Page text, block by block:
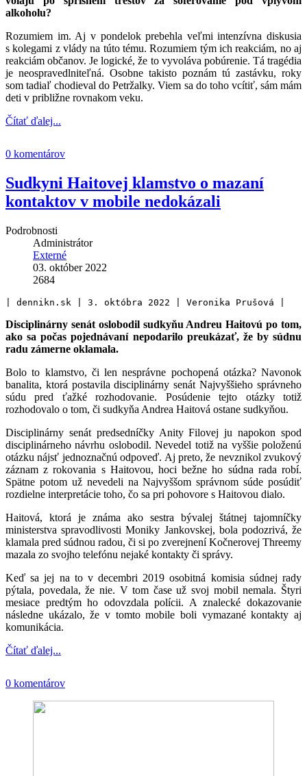
alkoholu?
Rozumiem im. Aj v pondelok prebehla veľmi intenzívna diskusia
s kolegami z vlády na túto tému. Rozumiem tým ich reakciám, no aj
reakciám občanov. Je logické, že to vyvoláva pobúrenie. Tá tragédia
je neospravedlniteľná. Osobne takisto poznám tú zastávku, roky
som tadiaľ chodieval do Petržalky. Viem sa do toho vcítiť, sám mám
deti v približne rovnakom veku.
Čítať ďalej...
0 komentárov
Sudkyni Haitovej klamstvo o mazaní
kontaktov v mobile nedokázali
Podrobnosti
Administrátor
Externé
03. október 2022
2684
| dennikn.sk | 3. októbra 2022 | Veronika Prušová |
Disciplinárny senát oslobodil sudkyňu Andreu Haitovú po tom,
ako sa počas pojednávaní nepodarilo preukázať, že by súdnu
radu zámerne oklamala.
Bolo to klamstvo, či len nesprávne pochopená otázka? Navonok
banalita, ktorá postavila disciplinárny senát Najvyššieho správneho
súdu pred ťažké rozhodovanie. Posúdenie tejto otázky totiž
rozhodovalo o tom, či sudkyňa Andrea Haitová ostane sudkyňou.
Disciplinárny senát predsedníčky Anity Filovej ju napokon spod
disciplinárneho návrhu oslobodil. Nevedel totiž na vyššie položenú
otázku nájsť jednoznačnú odpoveď. Aj preto, že nevznikol zvukový
záznam z rokovania s Haitovou, hoci bežne ho súdna rada robí.
Spätne potom už nevedeli na Najvyššom správnom súde posúdiť
rozdielne interpretácie toho, čo sa pri pohovore s Haitovou dialo.
Haitová, ktorá je známa ako sestra bývalej štátnej tajomníčky
ministerstva spravodlivosti Moniky Jankovskej, bola podozrivá, že
klamala pred súdnou radou, či si po zverejnení Kočnerovej Threemy
mazala zo svojho telefónu nejaké kontakty či správy.
Keď sa jej na to v decembri 2019 osobitná komisia súdnej rady
pýtala, povedala, že nie. V tom čase už svoj mobil nemala. Štyri
mesiace predtým ho odovzdala polícii. A znalecké dokazovanie
následne ukázalo, že v tomto mobile boli vymazané kontakty aj
komunikácia.
Čítať ďalej...
0 komentárov